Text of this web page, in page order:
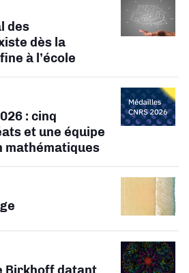
des
dès la
à l’école
: cinq
et une équipe
mathématiques